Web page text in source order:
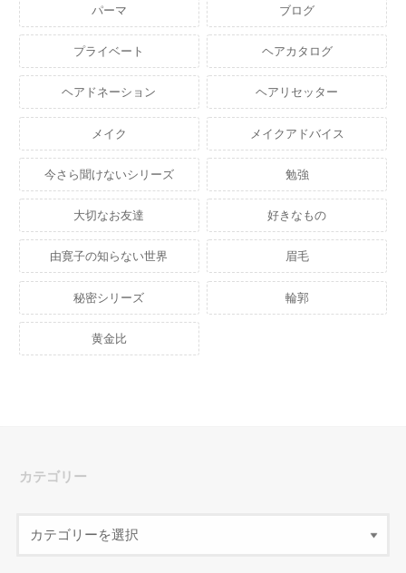
パーマ ブログ
プライベート ヘアカタログ
ヘアドネーション ヘアリセッター
メイク メイクアドバイス
今さら聞けないシリーズ 勉強
大切なお友達 好きなもの
由寛子の知らない世界 眉毛
秘密シリーズ 輪郭
黄金比
カテゴリー